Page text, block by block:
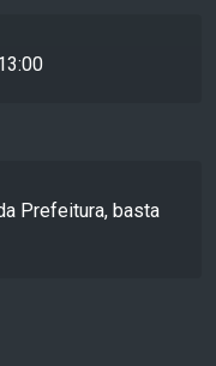
Prefeitura, basta